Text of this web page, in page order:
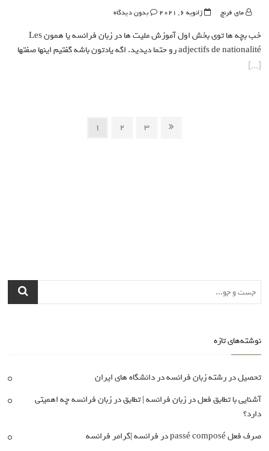
مای فرنچ ژانویه 6, 2021 بدون دیدگاه
خب بچه ها توی بخش اول آموزش ملیت ها در زبان فرانسه یا همون Les
adjectifs de nationalité رو حتما دیدید. اگه یادتون باشه گفتیم اینها صفتها
Page1 Page
2 Page
3 صفحه
نوشته‌های تازه
تحصیل در رشته زبان فرانسه در دانشگاه های ایران
آشنایی با تطابق فعل در زبان فرانسه | تطابق در زبان فرانسه چه اهمیتی
دارد؟
صرف فعل passé composé در فرانسه |گرامر فرانسه